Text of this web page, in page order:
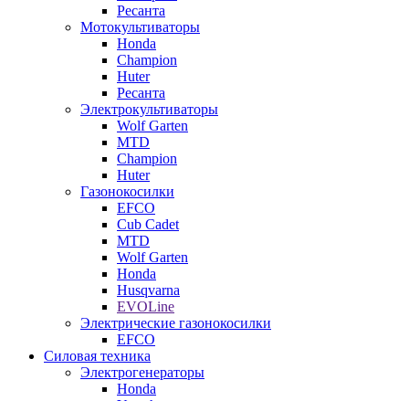
Ресанта
Мотокультиваторы
Honda
Champion
Huter
Ресанта
Электрокультиваторы
Wolf Garten
MTD
Champion
Huter
Газонокосилки
EFCO
Cub Cadet
MTD
Wolf Garten
Honda
Husqvarna
EVOLine
Электрические газонокосилки
EFCO
Силовая техника
Электрогенераторы
Honda